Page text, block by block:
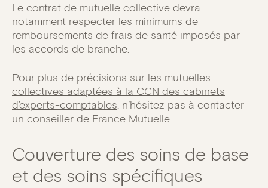
Le contrat de mutuelle collective devra
notamment respecter les minimums de
remboursements de frais de santé imposés par
les accords de branche.
Pour plus de précisions sur les mutuelles
collectives adaptées à la CCN des cabinets
d’experts-comptables, n’hésitez pas à contacter
un conseiller de France Mutuelle.
Couverture des soins de base
et des soins spécifiques